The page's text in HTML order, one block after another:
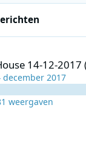
14-12-
december 2017
weergaven